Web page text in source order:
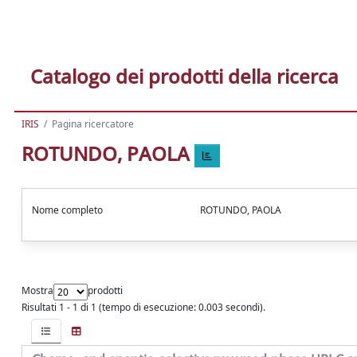
Catalogo dei prodotti della ricerca
IRIS Pagina ricercatore
ROTUNDO, PAOLA
Nome completo ROTUNDO, PAOLA
Mostra
prodotti
Risultati 1 - 1 di 1 (tempo di esecuzione: 0.003 secondi).